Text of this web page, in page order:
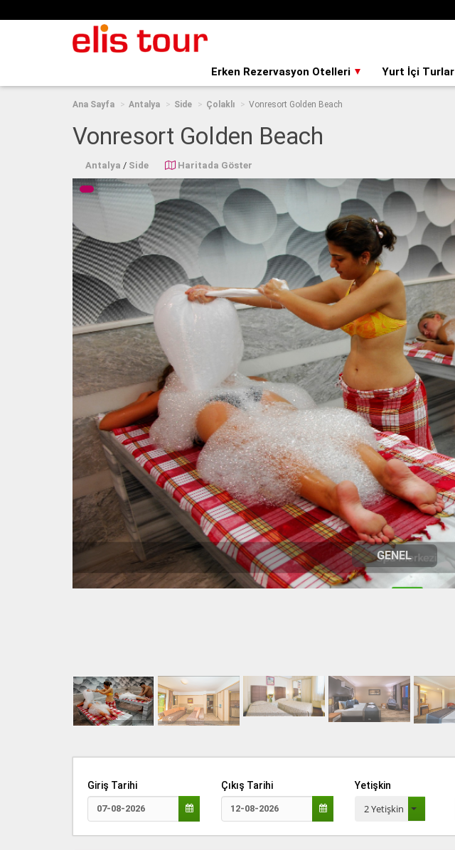
Erken Rezervasyon Otelleri Yurt İçi Turlar
Ana Sayfa Antalya Side Çolaklı Vonresort Golden Beach
Vonresort Golden Beach
Antalya / Side Haritada Göster
GENEL
Giriş Tarihi Çıkış Tarihi Yetişkin
2 Yetişkin